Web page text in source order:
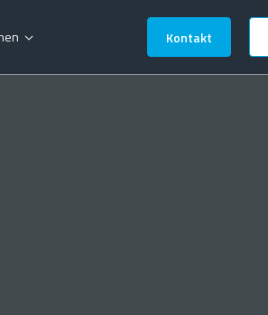
 Kontakt